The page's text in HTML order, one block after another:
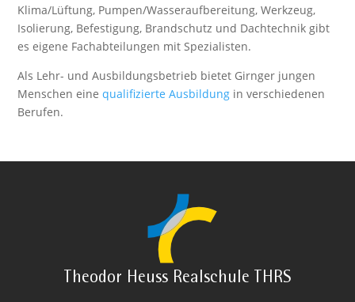
Klima/Lüftung, Pumpen/Wasseraufbereitung, Werkzeug,
Isolierung, Befestigung, Brandschutz und Dachtechnik gibt
es eigene Fachabteilungen mit Spezialisten.
Als Lehr- und Ausbildungsbetrieb bietet Girnger jungen
Menschen einequalifizierte Ausbildung in verschiedenen
Berufen.
Theodor Heuss Realschule THRS